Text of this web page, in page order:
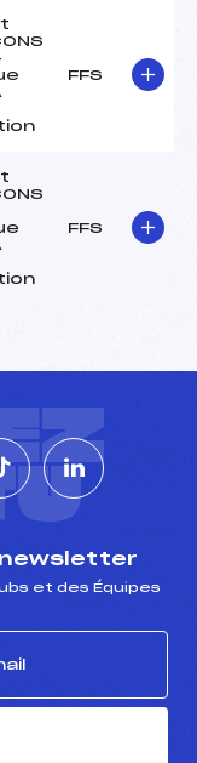
FFS
FFS
et des Équipes